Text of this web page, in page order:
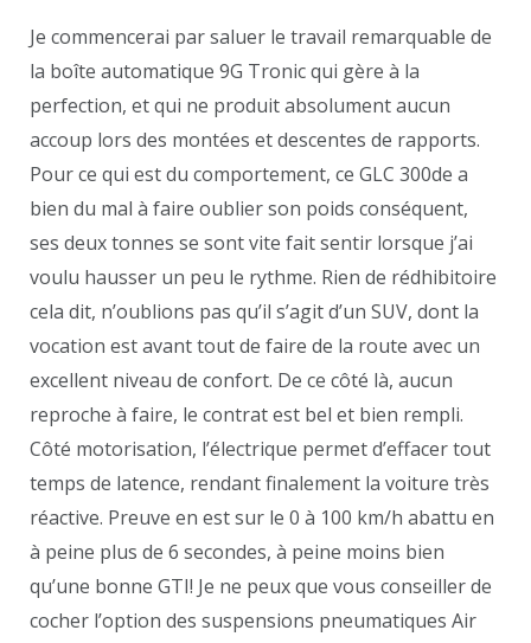
Je commencerai par saluer le travail remarquable de
la boîte automatique 9G Tronic qui gère à la
perfection, et qui ne produit absolument aucun
accoup lors des montées et descentes de rapports.
Pour ce qui est du comportement, ce GLC 300de a
bien du mal à faire oublier son poids conséquent,
ses deux tonnes se sont vite fait sentir lorsque j’ai
voulu hausser un peu le rythme. Rien de rédhibitoire
cela dit, n’oublions pas qu’il s’agit d’un SUV, dont la
vocation est avant tout de faire de la route avec un
excellent niveau de confort. De ce côté là, aucun
reproche à faire, le contrat est bel et bien rempli.
Côté motorisation, l’électrique permet d’effacer tout
temps de latence, rendant finalement la voiture très
réactive. Preuve en est sur le 0 à 100 km/h abattu en
à peine plus de 6 secondes, à peine moins bien
qu’une bonne GTI! Je ne peux que vous conseiller de
cocher l’option des suspensions pneumatiques Air